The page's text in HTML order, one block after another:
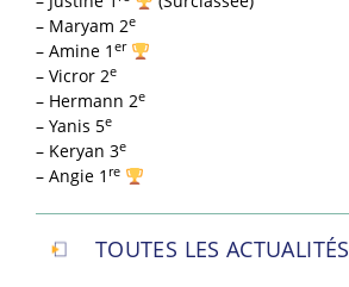
– Maryam 2e
– Amine 1 er
– Vicror 2e
– Hermann 2e
– Yanis 5e
– Keryan 3e
– Angie 1 re
TOUTES LES ACTUALITÉS